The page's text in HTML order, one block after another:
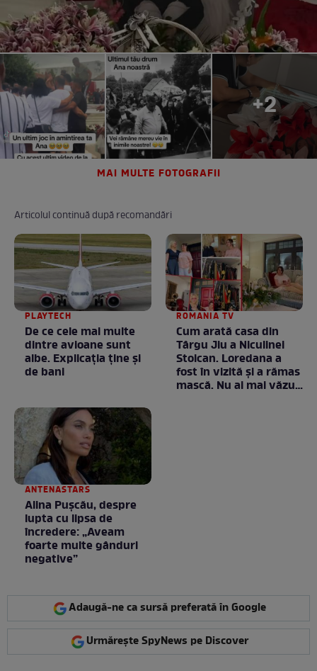
+2
MAI MULTE FOTOGRAFII
Articolul continuă după recomandări
PLAYTECH
De ce cele mai multe
dintre avioane sunt
albe. Explicația ține și
de bani
ROMANIA TV
Cum arată casa din
Târgu Jiu a Niculinei
Stoican. Loredana a
fost în vizită și a rămas
mască. Nu ai mai văzut
ANTENASTARS
Alina Pușcău, despre
lupta cu lipsa de
încredere: „Aveam
foarte multe gânduri
negative”
Adaugă-ne ca sursă preferată în Google
Urmărește SpyNews pe Discover